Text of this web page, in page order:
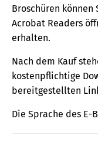
Broschüren können
Acrobat Readers
erhalten.
Nach dem Kauf
kostenpflichtige
bereitgestellten
Die Sprache des E-